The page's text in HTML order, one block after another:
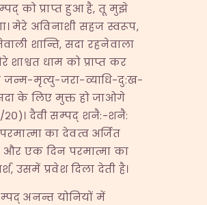
को प्राप्त हुआ है, तू मुझे
मेरे अविनाशी सहज स्वरूप,
शान्ति, सदा रहनेवाला
शाश्वत धाम को प्राप्त कर
मृत्यु-जरा-व्याधि-दु:ख-
के लिए मुक्त हो जाओगे
२०)। दैवी सम्पद् शनै:-शनै:
का देवत्व अर्जित
और एक दिन परमात्मा का
उसमें प्रवेश दिला देती है।
अनन्त योनियों में